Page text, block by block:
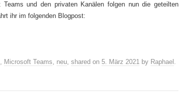
und den privaten Kanälen folgen nun die geteilten
ihr im folgenden Blogpost:
, Microsoft Teams, neu, shared on 5. März 2021 by Raphael .